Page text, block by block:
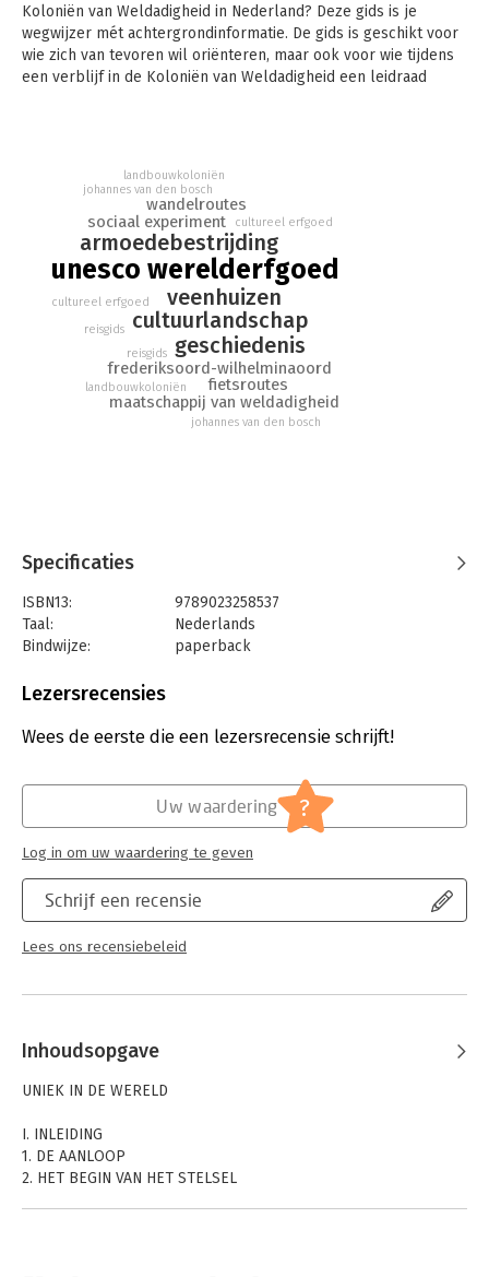
Koloniën van Weldadigheid in Nederland? Deze gids is je
wegwijzer mét achtergrondinformatie. De gids is geschikt voor
wie zich van tevoren wil oriënteren, maar ook voor wie tijdens
een verblijf in de Koloniën van Weldadigheid een leidraad
De Koloniën van Weldadigheid zijn sinds 27 juli 2021
ingeschreven als UNESCO Werelderfgoed. Zo erkent UNESCO
de cultuurlandschappen van Frederiksoord-Wilhelminaoord en
Veenhuizen in Nederland, en Wortel-Kolonie in Vlaanderen, als
van uitzonderlijke en universele betekenis voor de hele
unesco werelderfgoed
veenhuizen
cultuurlandschap
armoedebestrijding
geschiedenis
frederiksoord-wilhelminaoord
sociaal experiment
wandelroutes
fietsroutes
maatschappij van weldadigheid
reisgids
landbouwkoloniën
cultureel erfgoed
johannes van den bosch
reisgids
landbouwkoloniën
cultureel erfgoed
johannes van den bosch
Specificaties
ISBN13:
9789023258537
Taal:
Nederlands
Bindwijze:
paperback
Uitgever:
Verschijningsdatum:
20-11-2024
Lezersrecensies
Wees de eerste die een lezersrecensie schrijft!
Schrijf een recensie
Lees ons recensiebeleid
Uw waardering ?
Log in om uw waardering te geven
Inhoudsopgave
UNIEK IN DE WERELD
I. INLEIDING
1. DE AANLOOP
2. HET BEGIN VAN HET STELSEL